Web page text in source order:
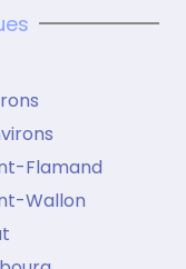
Flamand
Wallon